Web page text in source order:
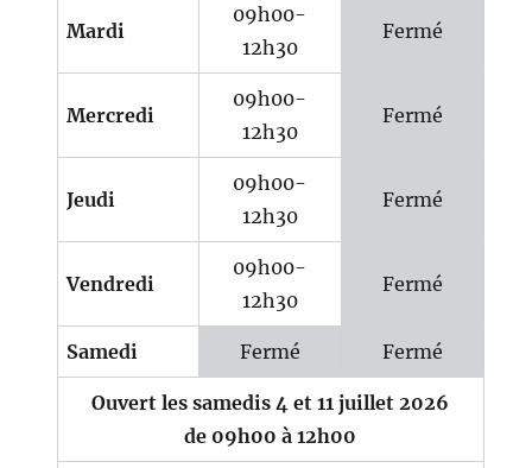
Mardi
09h00-
12h30
Fermé
Mercredi
09h00-
12h30
Fermé
Jeudi
09h00-
12h30
Fermé
Vendredi
09h00-
12h30
Fermé
Samedi Fermé Fermé
Ouvert les samedis 4 et 11 juillet 2026
de 09h00 à 12h00